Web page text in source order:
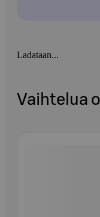
Ladataan...
Vaihtelua